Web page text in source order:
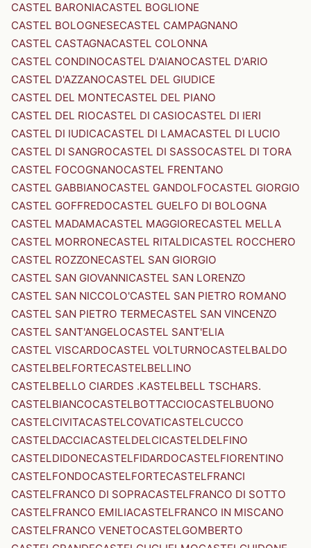
CASTEL BARONIACASTEL BOGLIONE
CASTEL BOLOGNESECASTEL CAMPAGNANO
CASTEL CASTAGNACASTEL COLONNA
CASTEL CONDINOCASTEL D'AIANOCASTEL D'ARIO
CASTEL D'AZZANOCASTEL DEL GIUDICE
CASTEL DEL MONTECASTEL DEL PIANO
CASTEL DEL RIOCASTEL DI CASIOCASTEL DI IERI
CASTEL DI IUDICACASTEL DI LAMACASTEL DI LUCIO
CASTEL DI SANGROCASTEL DI SASSOCASTEL DI TORA
CASTEL FOCOGNANOCASTEL FRENTANO
CASTEL GABBIANOCASTEL GANDOLFOCASTEL GIORGIO
CASTEL GOFFREDOCASTEL GUELFO DI BOLOGNA
CASTEL MADAMACASTEL MAGGIORECASTEL MELLA
CASTEL MORRONECASTEL RITALDICASTEL ROCCHERO
CASTEL ROZZONECASTEL SAN GIORGIO
CASTEL SAN GIOVANNICASTEL SAN LORENZO
CASTEL SAN NICCOLO'CASTEL SAN PIETRO ROMANO
CASTEL SAN PIETRO TERMECASTEL SAN VINCENZO
CASTEL SANT'ANGELOCASTEL SANT'ELIA
CASTEL VISCARDOCASTEL VOLTURNOCASTELBALDO
CASTELBELFORTECASTELBELLINO
CASTELBELLO CIARDES .KASTELBELL TSCHARS.
CASTELBIANCOCASTELBOTTACCIOCASTELBUONO
CASTELCIVITACASTELCOVATICASTELCUCCO
CASTELDACCIACASTELDELCICASTELDELFINO
CASTELDIDONECASTELFIDARDOCASTELFIORENTINO
CASTELFONDOCASTELFORTECASTELFRANCI
CASTELFRANCO DI SOPRACASTELFRANCO DI SOTTO
CASTELFRANCO EMILIACASTELFRANCO IN MISCANO
CASTELFRANCO VENETOCASTELGOMBERTO